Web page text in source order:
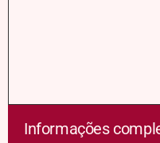
Informações